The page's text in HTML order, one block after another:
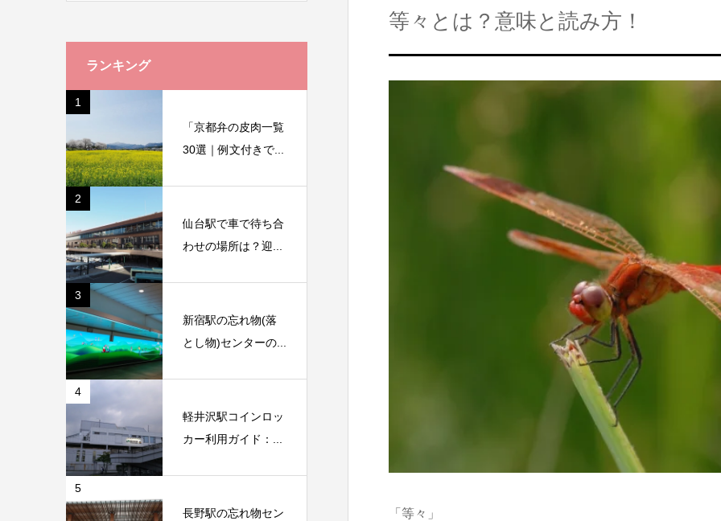
等々とは？意味と読み方！
「等々」
ランキング
1
「京都弁の皮肉一覧
30選｜例文付きで...
2
仙台駅で車で待ち合
わせの場所は？迎...
3
新宿駅の忘れ物(落
とし物)センターの...
4
軽井沢駅コインロッ
カー利用ガイド：...
5
長野駅の忘れ物セン